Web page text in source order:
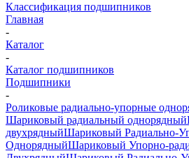
Классификация подшипников
Главная
-
Каталог
-
Каталог подшипников
Подшипники
-
Роликовые радиально-упорные
Шариковый радиальный однорядный
двухрядныйШариковый Радиально-
ОднорядныйШариковый Упорно-